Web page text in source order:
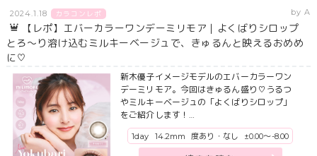
2024.1.18 カラコンレポ by A
【レポ】エバーカラーワンデーミリモア｜よくばりシロップ
とろ～り溶け込むミルキーベージュで、きゅるんと映えるおめめ
に♡
新木優子イメージモデルのエバーカラーワン
デーミリモア。今回はきゅるん盛り♡うるつ
やミルキーベージュの「よくばりシロップ」
をご紹介します！…
1day 14.2mm 度あり・なし ±0.00～-8.00